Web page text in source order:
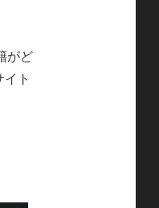
がど
ト